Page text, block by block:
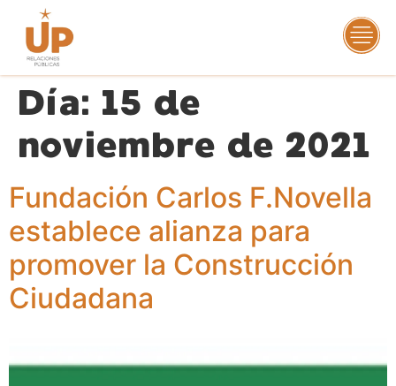
Día: 15 de
noviembre de 2021
Fundación Carlos F.Novella
establece alianza para
promover la Construcción
Ciudadana